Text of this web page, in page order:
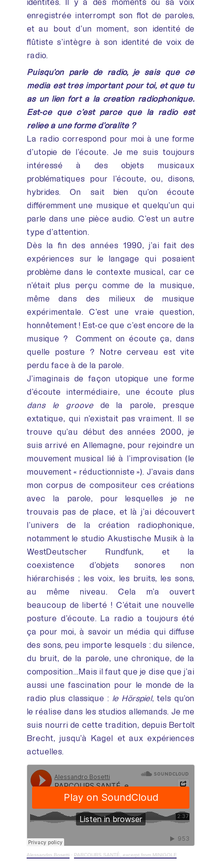
identités. Il y a des moments où sa voix
enregistrée interrompt son flot de paroles,
et au bout d’un moment, son identité de
flûtiste s’intègre à son identité de voix de
radio.
Puisqu’on parle de radio, je sais que ce
média est très important pour toi, et que tu
as un lien fort à la création radiophonique.
Est-ce que c’est parce que la radio est
reliée à une forme d’oralité ?
La radio correspond pour moi à une forme
d’utopie de l’écoute. Je me suis toujours
intéressé à des objets musicaux
problématiques pour l’écoute, ou, disons,
hybrides. On sait bien qu’on écoute
différemment une musique et quelqu’un qui
parle dans une pièce audio. C’est un autre
type d’attention.
Dès la fin des années 1990, j’ai fait des
expériences sur le langage qui posaient
problème dans le contexte musical, car ce
n’était plus perçu comme de la musique,
même dans des milieux de musique
expérimentale. C’est une vraie question,
honnêtement ! Est-ce que c’est encore de la
musique ? Comment on écoute ça, dans
quelle posture ? Notre cerveau est vite
perdu face à de la parole.
J’imaginais de façon utopique une forme
d’écoute intermédiaire, une écoute plus
dans le groovede la parole, presque
extatique, qui n’existait pas vraiment. Il se
trouve qu’au début des années 2000, je
suis arrivé en Allemagne, pour rejoindre un
mouvement musical lié à l’improvisation (le
mouvement « réductionniste »). J’avais dans
mon corpus de compositeur ces créations
avec la parole, pour lesquelles je ne
trouvais pas de place, et là j’ai découvert
l’univers de la création radiophonique,
notamment le studio Akustische Musik à la
WestDeutscher Rundfunk, et la
coexistence d’objets sonores non
hiérarchisés ; les voix, les bruits, les sons,
au même niveau. Cela m’a ouvert
beaucoup de liberté ! C’était une nouvelle
posture d’écoute. La radio a toujours été
ça pour moi, à savoir un média qui diffuse
des sons, peu importe lesquels : du silence,
du bruit, de la parole, une chronique, de la
composition…Mais il faut que je dise que j’ai
aussi une fascination pour le monde de la
radio plus classique : le Hörspiel, tels qu’on
le réalise dans les studios allemands. Je me
suis nourri de cette tradition, depuis Bertolt
Brecht, jusqu’à Kagel et aux expériences
actuelles.
Alessandro Bosetti· PARCOURS SANTÉ, excerpt from MINIGOLF